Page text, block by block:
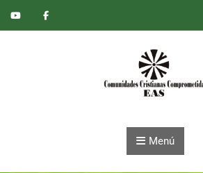
Saltar al contenido
Menú